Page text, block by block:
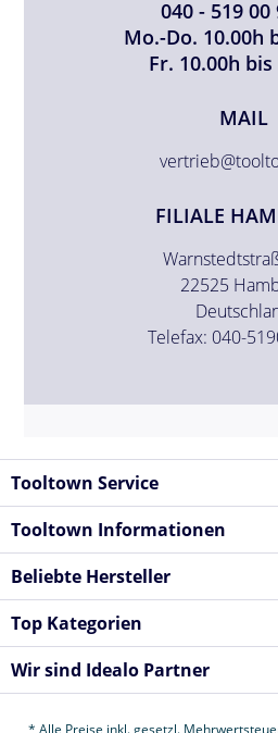
040 - 519 00
Mo.-Do. 10.00h
Fr. 10.00h bis
MAIL
FILIALE
22525
Telefax: 040-
Tooltown Service
Tooltown Informationen
Beliebte Hersteller
Top Kategorien
Wir sind Idealo Partner